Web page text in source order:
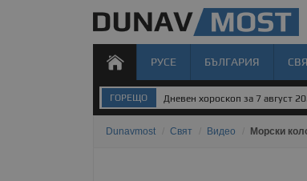
РУСЕ БЪЛГАРИЯ
ГОРЕЩО Задържаха десет деца за
Dunavmost Свят Видео Морски